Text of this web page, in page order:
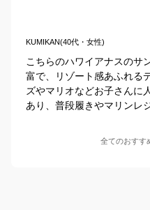
KUMIKAN(40代・女性)
こちらのハワイアナスのサ
富で、リゾート感あふれる
ズやマリオなどお子さんに
あり、普段履きやマリンレ
全てのおすす